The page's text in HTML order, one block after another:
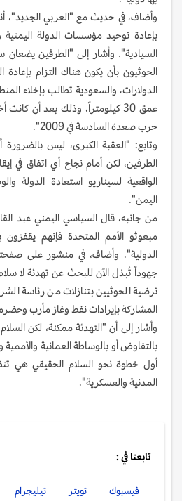
وأضاف، في حديث مع "العربي الجديد"،
بإعادة توحيد مؤسسات الدولة
السيادية". وأشار إلى "الطرفين
الحوثيون بأن يكون هناك التزام بإعادة
الدولارات، والسعودية تطالب بإخلاء
عمق 30 كيلومتراً، وذلك بعد أن
حرب صعدة السادسة في 2009".
وتابع: "العقبة الكبرى، ليس
الطرفين، لكن أمام نجاح أي اتفاق في
الواقعية لسيناريو استعادة الدولة
اليمن".
من جانبه، قال السياسي اليمني عبد
مبعوثو الأمم المتحدة فإنهم
الدولية". وأضاف، في منشور على
جهوداً تُبذل الآن للبحث عن تهدئة لا
ترضية الحوثيين بتنازلات من رئاسة
المشاركة بإيرادات نفط وغاز مأرب
وأشار إلى أن "التهدئة ممكنة، لكن
بالتفاوض أو بالوساطة العمانية
أول خطوة نحو السلام الحقيقي هي
المدنية والعسكرية".
تابعنا في :
فيسبوك تويتر تيليجرام